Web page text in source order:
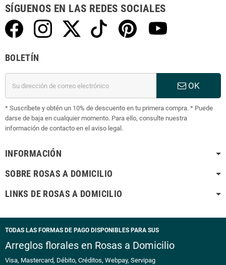
SÍGUENOS EN LAS REDES SOCIALES
BOLETÍN
OK
* Suscríbete y obtén un 10% de descuento en tu primera compra. * Puede
darse de baja en cualquier momento. Para ello, consulte nuestra
información de contacto en el aviso legal.
INFORMACIÓN
SOBRE ROSAS A DOMICILIO
LINKS DE ROSAS A DOMICILIO
TODAS LAS FORMAS DE PAGO DISPONIBLES PARA SUS
Arreglos florales en Rosas a Domicilio
Visa, Mastercard, Débito, Créditos, Webpay, Servipag